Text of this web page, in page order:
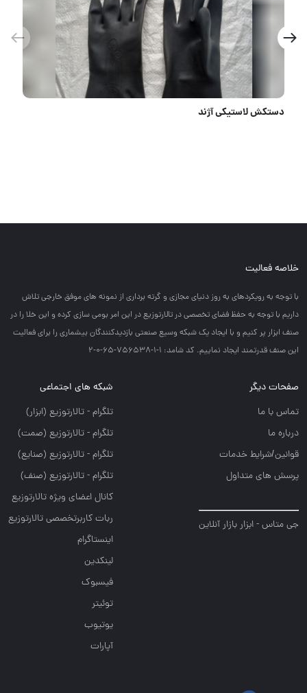
دستکش لاستیکی آژند
خلاصه فعالیت
با توجه به رويكردهاي به روز دنياي مجازي و گرته برداري از نمونه هاي موفق خارجي تلاش
داريم با توجه به حفظ فضاي تخصصي در تالارتوزيع در اين امر بومي سازي كرده و اين خلا را در
صنف ابزار پر كنيم و با ايجاد يك شبكه وسيع صنعتي بازديدكنندگان بيشماري را براي فعاليت
اين صنف قدرتمند ايجاد نماييم. کد شامد: 1-1-756538-65-0-2
صفحات دیگر
تماس با ما
درباره ما
قوانین/شرایط خدمات
پرسش های متداول
جی متاس - ابزار بازار آنلاین
شبکه های اجتماعی
تلگرام - تالارتوزيع (ابزار)
تلگرام - تالارتوزيع (صمت)
تلگرام - تالارتوزيع (صنايع)
تلگرام - تالارتوزیع (صنف)
کانال اعضای ویژه تالارتوزیع
ربات کاربرتخصصی تالارتوزیع
اینستاگرام
لینکدین
فیسبوک
توئیتر
یوتیوب
آپارات